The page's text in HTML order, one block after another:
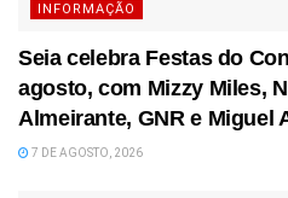
INFORMAÇÃO
Seia celebra Festas do
agosto, com Mizzy Miles,
Almeirante, GNR e Miguel
7 DE AGOSTO, 2026